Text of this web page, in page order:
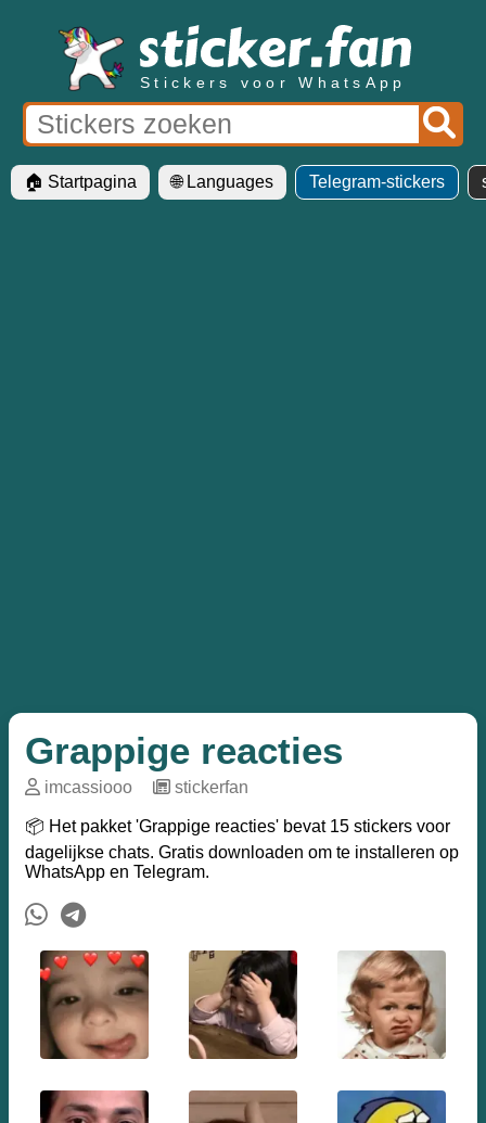
Stickers voor WhatsApp
🏠 Startpagina 🌐 Languages Telegram-stickers
Grappige reacties
imcassiooo stickerfan
📦 Het pakket 'Grappige reacties' bevat 15 stickers voor
dagelijkse chats. Gratis downloaden om te installeren op
WhatsApp en Telegram.